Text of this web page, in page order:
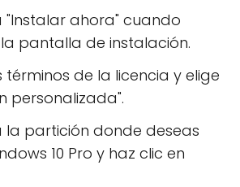
"Instalar ahora" cuando
pantalla de instalación.
de la licencia y elige
personalizada".
la partición donde deseas
10 Pro y haz clic en